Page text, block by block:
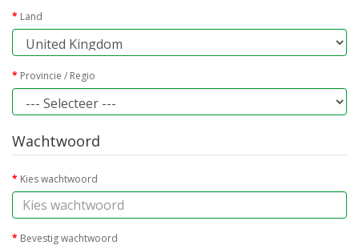
Land
Provincie / Regio
Wachtwoord
Kies wachtwoord
Bevestig wachtwoord